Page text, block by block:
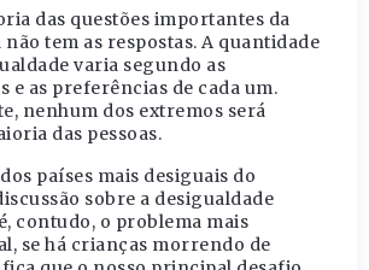
das questões importantes da
não tem as respostas. A quantidade
varia segundo as
e as preferências de cada um.
nenhum dos extremos será
das pessoas.
países mais desiguais do
sobre a desigualdade
contudo, o problema mais
se há crianças morrendo de